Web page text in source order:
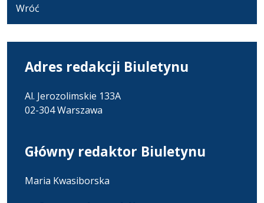
Wróć
Adres redakcji Biuletynu
Al. Jerozolimskie 133A
02-304 Warszawa
Główny redaktor Biuletynu
Maria Kwasiborska